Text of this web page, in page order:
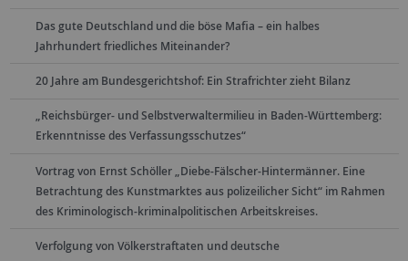
Das gute Deutschland und die böse Mafia – ein halbes
Jahrhundert friedliches Miteinander?
20 Jahre am Bundesgerichtshof: Ein Strafrichter zieht Bilanz
„Reichsbürger- und Selbstverwaltermilieu in Baden-Württemberg:
Erkenntnisse des Verfassungsschutzes“
Vortrag von Ernst Schöller „Diebe-Fälscher-Hintermänner. Eine
Betrachtung des Kunstmarktes aus polizeilicher Sicht“ im Rahmen
des Kriminologisch-kriminalpolitischen Arbeitskreises.
Verfolgung von Völkerstraftaten und deutsche